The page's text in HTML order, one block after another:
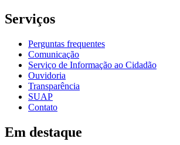
Serviços
Perguntas frequentes
Comunicação
Serviço de Informação ao Cidadão
Ouvidoria
Transparência
SUAP
Contato
Em destaque